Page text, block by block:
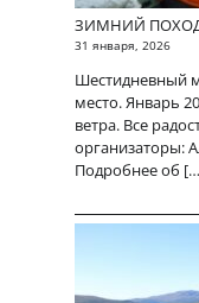
ЗИМНИЙ ПОХОД
31 января, 2026
Шестидневный
место. Январь
ветра. Все
организаторы:
Подробнее об